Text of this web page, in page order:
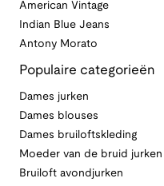
American Vintage
Indian Blue Jeans
Antony Morato
Populaire categorieën
Dames jurken
Dames blouses
Dames bruiloftskleding
Moeder van de bruid jurken
Bruiloft avondjurken